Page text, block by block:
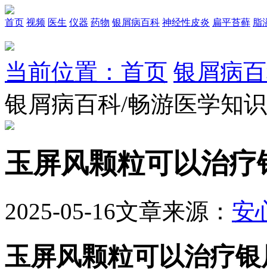
首页 视频 医生 仪器 药物 银屑病百科 神经性皮炎 扁平苔藓 脂
当前位置：首页 银屑病
银屑病百科/畅游医学知
玉屏风颗粒可以治疗
2025-05-16文章来源： 安
玉屏风颗粒可以治疗